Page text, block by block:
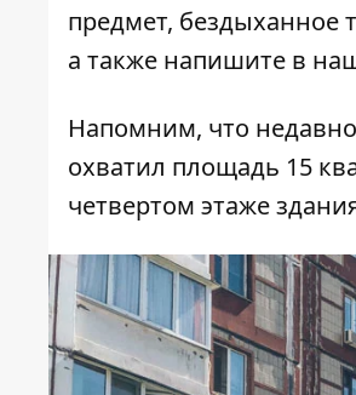
предмет, бездыханное
а также напишите в
Напомним, что недавно
охватил площадь 15
четвертом этаже